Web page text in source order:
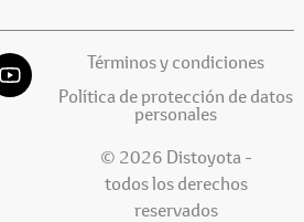
Términos y condiciones
Política de protección de datos
personales
© 2026 Distoyota -
todos los derechos
reservados